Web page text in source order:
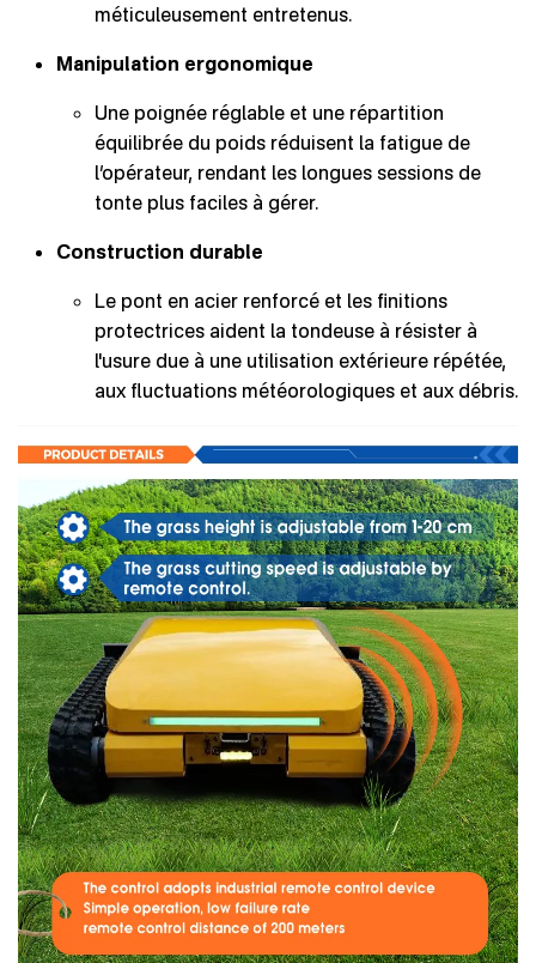
méticuleusement entretenus.
Manipulation ergonomique
Une poignée réglable et une répartition
équilibrée du poids réduisent la fatigue de
l’opérateur, rendant les longues sessions de
tonte plus faciles à gérer.
Construction durable
Le pont en acier renforcé et les finitions
protectrices aident la tondeuse à résister à
l'usure due à une utilisation extérieure répétée,
aux fluctuations météorologiques et aux débris.